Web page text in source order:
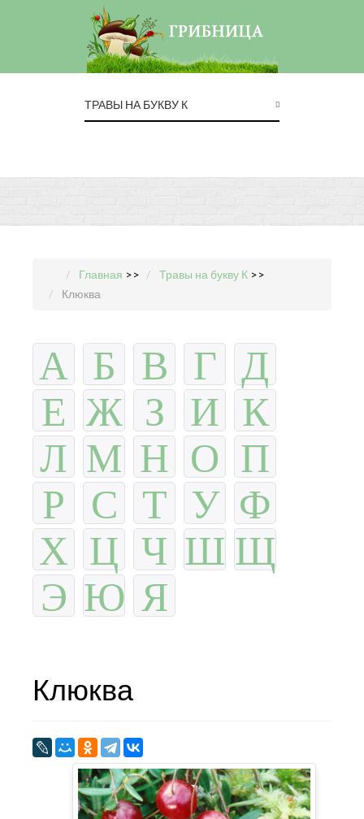
ТРАВЫ НА БУКВУ К
Главная >> Травы на букву К >>
Клюква
А Б В Г Д
Е Ж З И К
Л М Н О П
Р С Т У Ф
Х Ц Ч Ш Щ
Э Ю Я
Клюква